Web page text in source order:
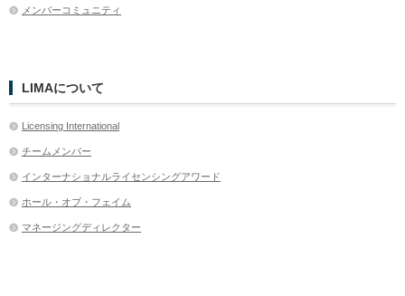
メンバーコミュニティ
LIMAについて
Licensing International
チームメンバー
インターナショナルライセンシングアワード
ホール・オブ・フェイム
マネージングディレクター